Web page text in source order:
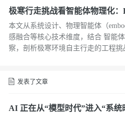
极寒行走挑战看智能体物理化
用边界
本文从系统设计、物理智能体（
感融合等核心技术维度，结合 智能
察，剖析极寒环境自主行走的工程挑
发表了文章
AI 正在从“模型时代”进入“系统